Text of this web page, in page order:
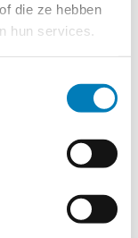
die ze hebben
hun services.
-Privacy Policy
gegevens